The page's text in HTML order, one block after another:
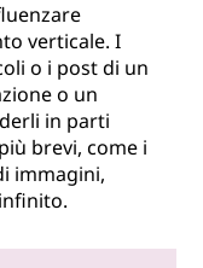
verticale. I
o i post di un
o un
in parti
brevi, come i
immagini,